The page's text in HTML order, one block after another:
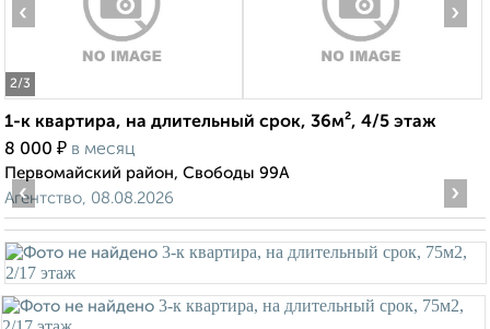
2/3
‹ ›
1-к квартира, на длительный срок, 36м², 4/5 этаж
8 000 ₽ в месяц
Первомайский район, Свободы 99А
Агентство, 08.08.2026
‹ ›